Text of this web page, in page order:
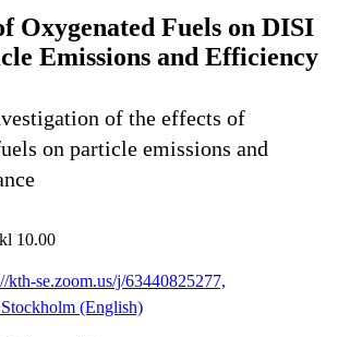
Oxygenated Fuels on DISI
Emissions and Efficiency
of the effects of
on particle emissions and
10.00
kth-se.zoom.us/j/63440825277,
(English)